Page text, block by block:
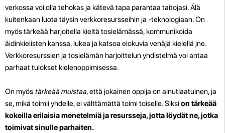
verkossa voi olla tehokas ja kätevä tapa parantaa taitojasi. Älä
kuitenkaan luota täysin verkkoresursseihin ja -teknologiaan. On
myös tärkeää harjoitella kieltä tosielämässä, kommunikoida
äidinkielisten kanssa, lukea ja katsoa elokuvia venäjä kielellä jne.
Verkkoresurssien ja tosielämän harjoittelun yhdistelmä voi antaa
parhaat tulokset kielenoppimisessa.
On myös tärkeää muistaa, että jokainen oppija on ainutlaatuinen, ja
se, mikä toimii yhdelle, ei välttämättä toimi toiselle. Siksion tärkeää
kokeilla erilaisia menetelmiä ja resursseja, jotta löydät ne, jotka
toimivat sinulle parhaiten.